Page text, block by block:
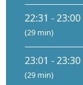
22:31 - 23:00
(29 min)
23:01 - 23:30
(29 min)